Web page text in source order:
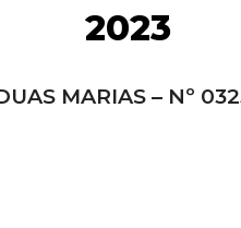
2023
MARIAS – Nº